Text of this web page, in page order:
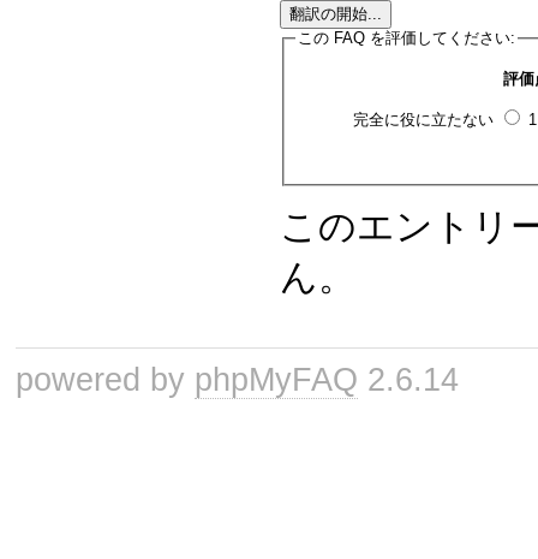
この FAQ を評価してください:
評価
完全に役に立たない
このエントリ
ん。
powered by phpMyFAQ 2.6.14